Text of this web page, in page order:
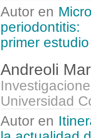
Autor en
primer
Andreoli
Universidad
Autor en